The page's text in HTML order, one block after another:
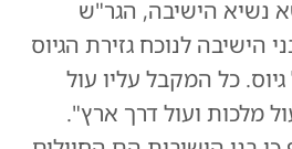
נשיא הישיבה, הגר"ש
הישיבה לנוכח גזירת הגיוס
כל המקבל עליו עול
מלכות ועול דרך ארץ".